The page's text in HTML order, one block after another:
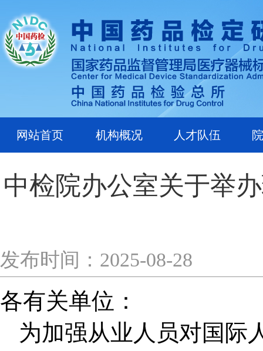
网站首页 机构概况 人才队伍
中检院办公室关于举
发布时间：2025-08-28
各有关单位：
为加强从业人员对国际